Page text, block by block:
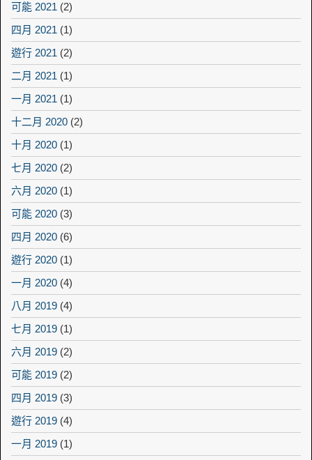
可能 2021 (2)
四月 2021 (1)
遊行 2021 (2)
二月 2021 (1)
一月 2021 (1)
十二月 2020 (2)
十月 2020 (1)
七月 2020 (2)
六月 2020 (1)
可能 2020 (3)
四月 2020 (6)
遊行 2020 (1)
一月 2020 (4)
八月 2019 (4)
七月 2019 (1)
六月 2019 (2)
可能 2019 (2)
四月 2019 (3)
遊行 2019 (4)
一月 2019 (1)